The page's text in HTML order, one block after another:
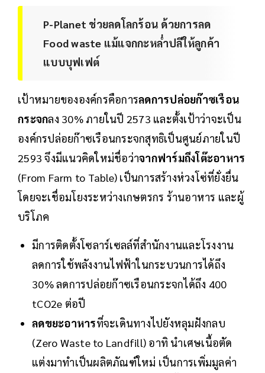
P-Planet ช่วยลดโลกร้อน ด้วยการลด
Food waste แม้แจกกะหล่ำปลีให้ลูกค้า
แบบบุฟเฟต์
เป้าหมายขององค์กรคือการลดการปล่อยก๊าซเรือน
กระจกลง 30% ภายในปี 2573 และตั้งเป้าว่าจะเป็น
องค์กรปล่อยก๊าซเรือนกระจกสุทธิเป็นศูนย์ภายในปี
2593 จึงมีแนวคิดใหม่ชื่อว่าจากฟาร์มถึงโต๊ะอาหาร
(From Farm to Table) เป็นการสร้างห่วงโซ่ที่ยั่งยื่น
โดยจะเชื่อมโยงระหว่างเกษตรกร ร้านอาหาร และผู้
บริโภค
มีการติดตั้งโซลาร์เซลล์ที่สำนักงานและโรงงาน
ลดการใช้พลังงานไฟฟ้าในกระบวนการได้ถึง
30% ลดการปล่อยก๊าซเรือนกระจกได้ถึง 400
tCO2e ต่อปี
ลดขยะอาหารที่จะเดินทางไปยังหลุมฝังกลบ
(Zero Waste to Landfill) อาทิ นำเศษเนื้อตัด
แต่งมาทำเป็นผลิตภัณฑ์ใหม่ เป็นการเพิ่มมูลค่า